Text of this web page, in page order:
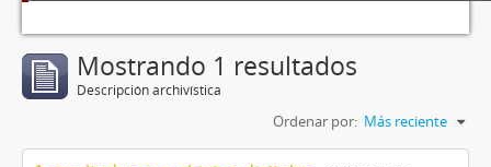
Mostrando 1 resultados
Descripción archivística
Ordenar por: Más reciente